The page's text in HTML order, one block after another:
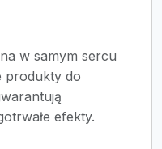
w samym sercu
produkty do
efekty.